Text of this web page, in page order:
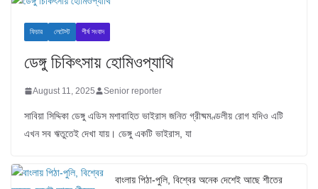
ফিচার লেটেস্ট শীর্ষ সংবাদ
ডেঙ্গু চিকিৎসায় হোমিওপ্যাথি
August 11, 2025 Senior reporter
সাবিয়া সিদ্দিকা ডেঙ্গু এডিস মশাবাহিত ভাইরাস জনিত গ্রীষ্মমণ্ডলীয় রোগ যদিও এটি
এখন সব ঋতুতেই দেখা যায়। ডেঙ্গু একটি ভাইরাস, যা
বাংলায় পিঠা-পুলি, বিশ্বের অনেক দেশেই আছে শীতের